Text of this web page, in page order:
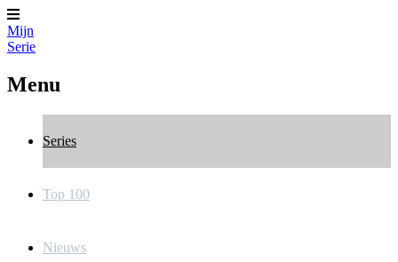
Mijn
Serie
Menu
Series
Top 100
Nieuws